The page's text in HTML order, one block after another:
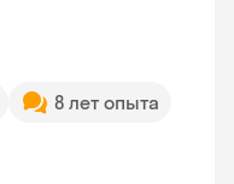
8 лет опыта